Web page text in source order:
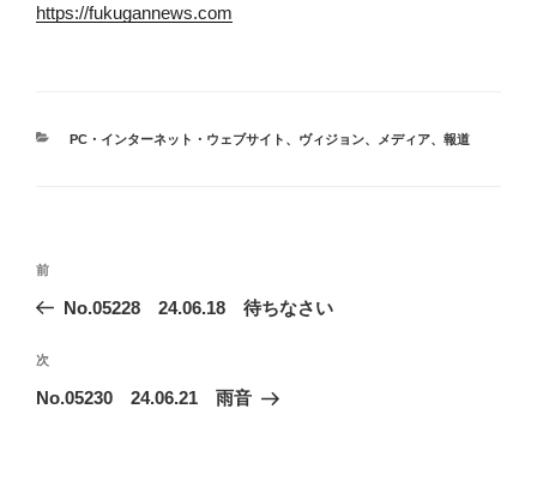
https://fukugannews.com
カ
PC・インターネット・ウェブサイト 、 ヴィジョン、 メディア、 報道
投
ビ
ゲ
前
の
稿
前
No.05228 24.06.18 待ちなさい
次
の
次
No.05230 24.06.21 雨音